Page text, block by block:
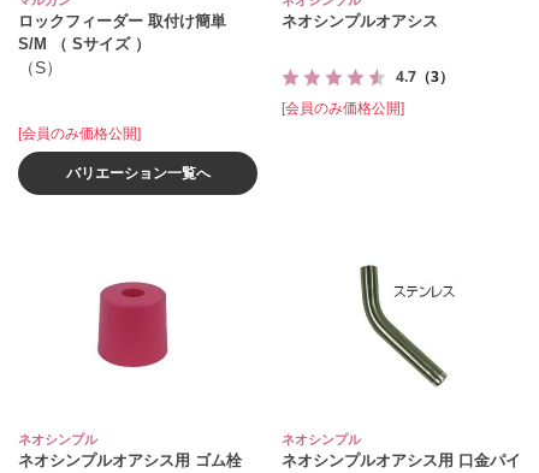
ロックフィーダー 取付け簡単
S/M （ Sサイズ ）
（S）
[会員のみ価格公開]
バリエーション一覧へ
ネオシンプルオアシス
4.7 （3）
[会員のみ価格公開]
ネオシンプル
ネオシンプルオアシス用 ゴム栓
ネオシンプル
ネオシンプルオアシス用 口金パイ